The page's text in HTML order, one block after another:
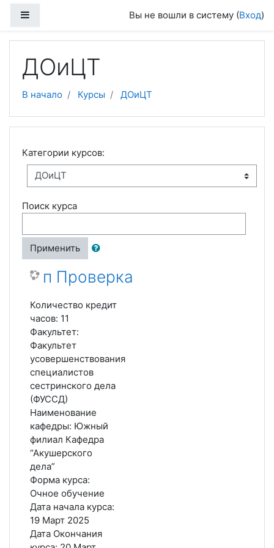
Вы не вошли в систему (Вход)
ДОиЦТ
В начало Курсы ДОиЦТ
Категории курсов:
Поиск курса
Применить
п Проверка
Количество кредит
часов: 11
Факультет:
Факультет
усовершенствования
специалистов
сестринского дела
(ФУССД)
Наименование
кафедры: Южный
филиал Кафедра
“Акушерского
дела”
Форма курса:
Очное обучение
Дата начала курса:
19 Март 2025
Дата Окончания